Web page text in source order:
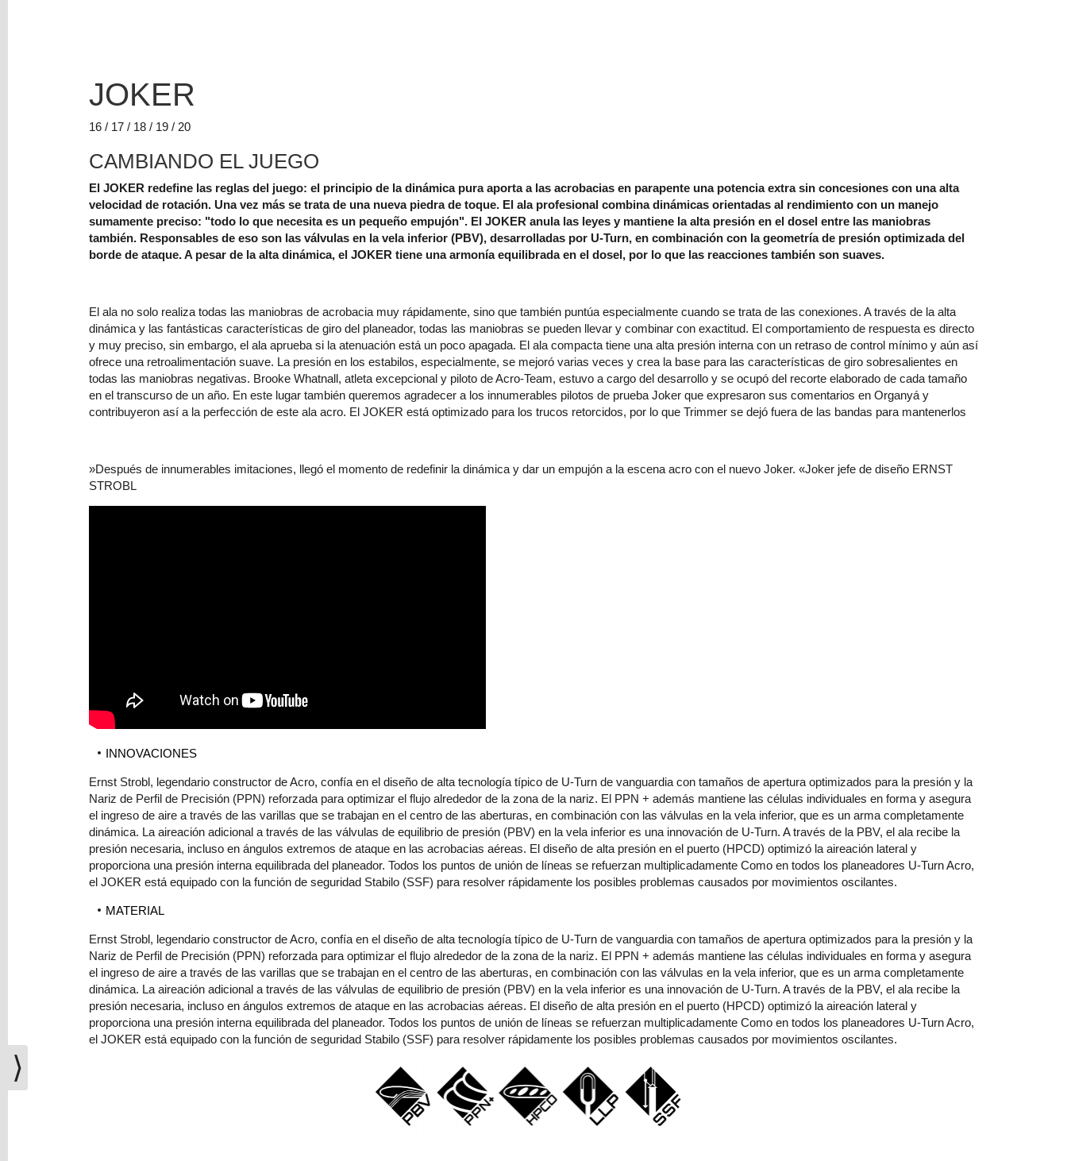
Costes
Envío
*
Consultar
Destinos
Carrito
JOKER
16 / 17 / 18 / 19 / 20
CAMBIANDO EL JUEGO
El JOKER redefine las reglas del juego: el principio de la dinámica pura aporta a las acrobacias en parapente una potencia extra sin concesiones con una alta
velocidad de rotación. Una vez más se trata de una nueva piedra de toque. El ala profesional combina dinámicas orientadas al rendimiento con un manejo
sumamente preciso: "todo lo que necesita es un pequeño empujón". El JOKER anula las leyes y mantiene la alta presión en el dosel entre las maniobras
también. Responsables de eso son las válvulas en la vela inferior (PBV), desarrolladas por U-Turn, en combinación con la geometría de presión optimizada del
borde de ataque. A pesar de la alta dinámica, el JOKER tiene una armonía equilibrada en el dosel, por lo que las reacciones también son suaves.
El ala no solo realiza todas las maniobras de acrobacia muy rápidamente, sino que también puntúa especialmente cuando se trata de las conexiones. A través de la alta
dinámica y las fantásticas características de giro del planeador, todas las maniobras se pueden llevar y combinar con exactitud. El comportamiento de respuesta es directo
y muy preciso, sin embargo, el ala aprueba si la atenuación está un poco apagada. El ala compacta tiene una alta presión interna con un retraso de control mínimo y aún así
ofrece una retroalimentación suave. La presión en los estabilos, especialmente, se mejoró varias veces y crea la base para las características de giro sobresalientes en
todas las maniobras negativas. Brooke Whatnall, atleta excepcional y piloto de Acro-Team, estuvo a cargo del desarrollo y se ocupó del recorte elaborado de cada tamaño
en el transcurso de un año. En este lugar también queremos agradecer a los innumerables pilotos de prueba Joker que expresaron sus comentarios en Organyá y
contribuyeron así a la perfección de este ala acro. El JOKER está optimizado para los trucos retorcidos, por lo que Trimmer se dejó fuera de las bandas para mantenerlos
»Después de innumerables imitaciones, llegó el momento de redefinir la dinámica y dar un empujón a la escena acro con el nuevo Joker. «Joker jefe de diseño ERNST
STROBL
INNOVACIONES
Ernst Strobl, legendario constructor de Acro, confía en el diseño de alta tecnología típico de U-Turn de vanguardia con tamaños de apertura optimizados para la presión y la
Nariz de Perfil de Precisión (PPN) reforzada para optimizar el flujo alrededor de la zona de la nariz. El PPN + además mantiene las células individuales en forma y asegura
el ingreso de aire a través de las varillas que se trabajan en el centro de las aberturas, en combinación con las válvulas en la vela inferior, que es un arma completamente
dinámica. La aireación adicional a través de las válvulas de equilibrio de presión (PBV) en la vela inferior es una innovación de U-Turn. A través de la PBV, el ala recibe la
presión necesaria, incluso en ángulos extremos de ataque en las acrobacias aéreas. El diseño de alta presión en el puerto (HPCD) optimizó la aireación lateral y
proporciona una presión interna equilibrada del planeador. Todos los puntos de unión de líneas se refuerzan multiplicadamente Como en todos los planeadores U-Turn Acro,
el JOKER está equipado con la función de seguridad Stabilo (SSF) para resolver rápidamente los posibles problemas causados por movimientos oscilantes.
MATERIAL
Ernst Strobl, legendario constructor de Acro, confía en el diseño de alta tecnología típico de U-Turn de vanguardia con tamaños de apertura optimizados para la presión y la
Nariz de Perfil de Precisión (PPN) reforzada para optimizar el flujo alrededor de la zona de la nariz. El PPN + además mantiene las células individuales en forma y asegura
el ingreso de aire a través de las varillas que se trabajan en el centro de las aberturas, en combinación con las válvulas en la vela inferior, que es un arma completamente
dinámica. La aireación adicional a través de las válvulas de equilibrio de presión (PBV) en la vela inferior es una innovación de U-Turn. A través de la PBV, el ala recibe la
presión necesaria, incluso en ángulos extremos de ataque en las acrobacias aéreas. El diseño de alta presión en el puerto (HPCD) optimizó la aireación lateral y
proporciona una presión interna equilibrada del planeador. Todos los puntos de unión de líneas se refuerzan multiplicadamente Como en todos los planeadores U-Turn Acro,
el JOKER está equipado con la función de seguridad Stabilo (SSF) para resolver rápidamente los posibles problemas causados por movimientos oscilantes.
⟩